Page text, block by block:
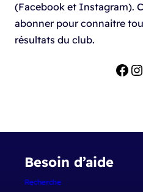
(Facebook et Instagram).
abonner pour connaitre
résultats du club.
Besoin d’aide
Recherche